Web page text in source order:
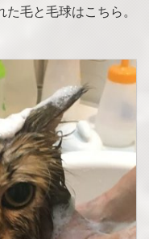
毛と毛球はこちら。